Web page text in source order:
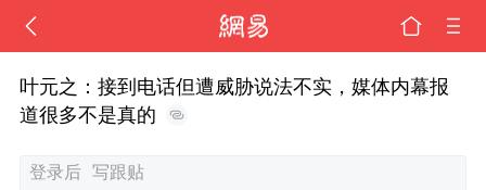
叶元之：接到电话但遭威胁说法不实，媒体内幕报
道很多不是真的